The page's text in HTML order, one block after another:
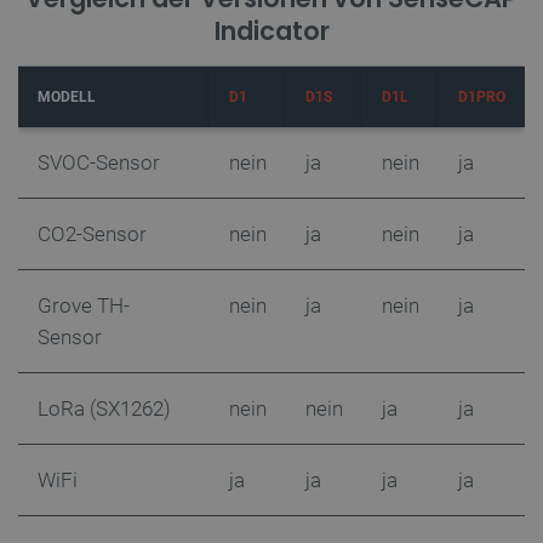
Indicator
MODELL D1 D1S D1L D1PRO
SVOC-Sensor nein ja nein ja
CO2-Sensor nein ja nein ja
Grove TH-
Sensor
nein ja nein ja
LoRa (SX1262) nein nein ja ja
WiFi ja ja ja ja
LaVisitorId_Ym90bGFuZC5sYWRlc2suY29tLw .botland.de
Datenschutzerklärung von Google